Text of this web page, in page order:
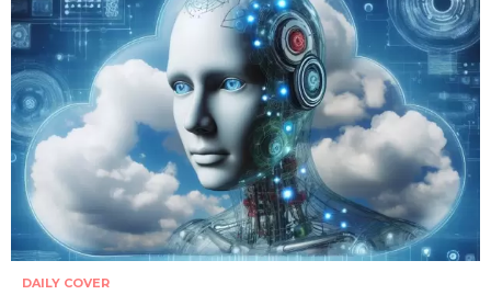
DAILY COVER